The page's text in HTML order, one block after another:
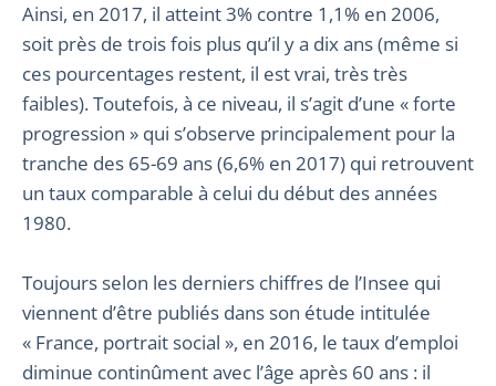
Ainsi, en 2017, il atteint 3% contre 1,1% en 2006,
soit près de trois fois plus qu’il y a dix ans (même si
ces pourcentages restent, il est vrai, très très
faibles). Toutefois, à ce niveau, il s’agit d’une « forte
progression » qui s’observe principalement pour la
tranche des 65-69 ans (6,6% en 2017) qui retrouvent
un taux comparable à celui du début des années
1980.
Toujours selon les derniers chiffres de l’Insee qui
viennent d’être publiés dans son étude intitulée
« France, portrait social », en 2016, le taux d’emploi
diminue continûment avec l’âge après 60 ans : il